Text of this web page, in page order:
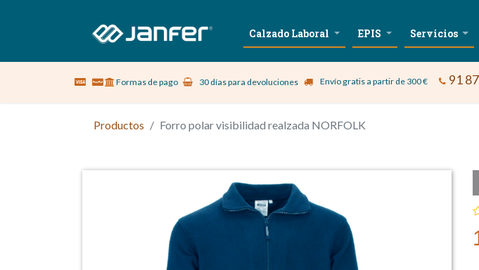
Sobre nosotros Vestuario Laboral Calzado Laboral EPIS Servicios
Formas de pago 30 días para devoluciones Envío gratis a partir de 300 € 91
Productos Forro polar visibilidad realzada NORFOLK